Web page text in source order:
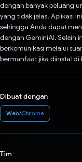
dengan banyak peluang
yang tidak jelas. Aplikasi
sehingga Anda dapat
dengan GeminiAI. Selain
berkomunikasi melalui
bermanfaat jika diinstal di
Dibuat dengan
Web/Chrome
Tim